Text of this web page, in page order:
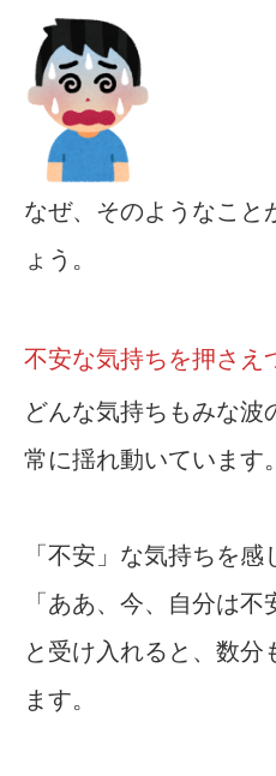
なぜ、そのようなこと
ょう。
不安な気持ちを押さえ
どんな気持ちもみな波
常に揺れ動いています。
「不安」な気持ちを感
「ああ、今、自分は不
と受け入れると、数分
ます。